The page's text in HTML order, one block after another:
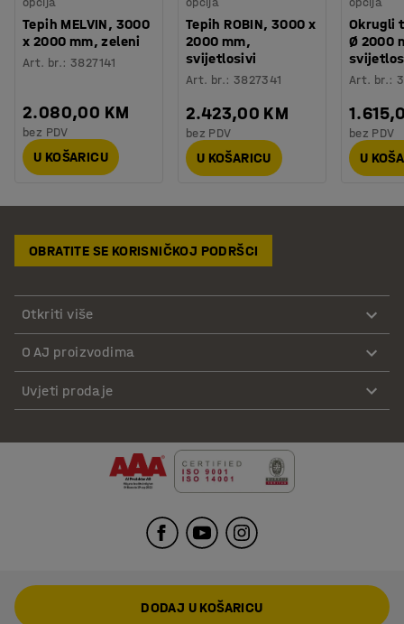
Tepih MELVIN, 3000
x 2000 mm, zeleni
Art. br.:3827141
2.080,00 KM
bez PDV
U KOŠARICU
Tepih ROBIN, 3000 x
2000 mm,
svijetlosivi
Art. br.: 3827341
2.423,00 KM
bez PDV
U KOŠARICU
Okrugli
Ø 2000
Art. br.:
bez PDV
U
OBRATITE SE KORISNIČKOJ PODRŠCI
Otkriti više
O AJ proizvodima
Uvjeti prodaje
DODAJ U KOŠARICU